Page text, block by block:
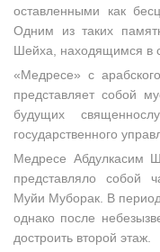
оставленными как
Одним из таких
Шейха, находящимся в
«Медресе» с
представляет собой
будущих
государственного
Медресе Абдулкасим
представляло собой
Муйи Муборак. В
однако после
достроить второй этаж.